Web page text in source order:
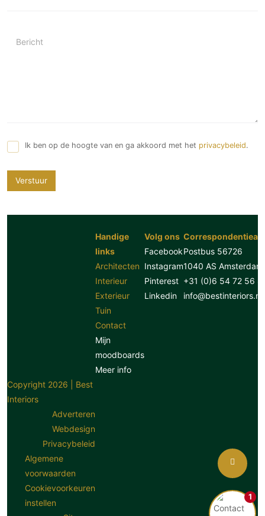
Bericht
Ik ben op de hoogte van en ga akkoord met het privacybeleid.
Verstuur
1
Handige
links
Architecten
Interieur
Exterieur
Tuin
Contact
Mijn
moodboards
Meer info
Volg ons
Facebook
Instagram
Pinterest
Linkedin
Postbus 56726
1040 AS Amsterdam
+31 (0)6 54 72 56
info@bestinteriors.nl
Copyright 2026 | Best
Interiors
Adverteren
Webdesign
Privacybeleid
Algemene
voorwaarden
Cookievoorkeuren
instellen